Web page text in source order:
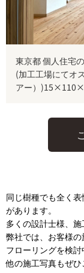
東京都 個人住宅
(加工工場にてオ
アー）
同じ樹種でも全く
があります。
多くの設計士様、
弊社では、お客様
フローリングを検
他の施工写真もぜひ